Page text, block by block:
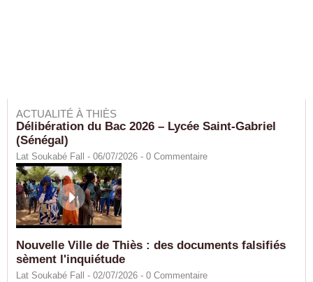
ACTUALITÉ À THIÈS
Délibération du Bac 2026 – Lycée Saint-Gabriel
(Sénégal)
Lat Soukabé Fall - 06/07/2026 - 0 Commentaire
Nouvelle Ville de Thiès : des documents falsifiés
sèment l'inquiétude
Lat Soukabé Fall - 02/07/2026 - 0 Commentaire